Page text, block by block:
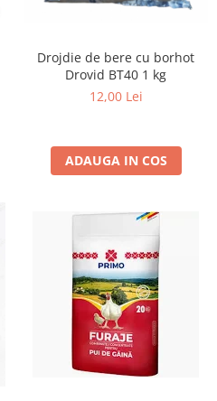
Drojdie de bere cu borhot
Drovid BT40 1 kg
12,00 Lei
ADAUGA IN COS